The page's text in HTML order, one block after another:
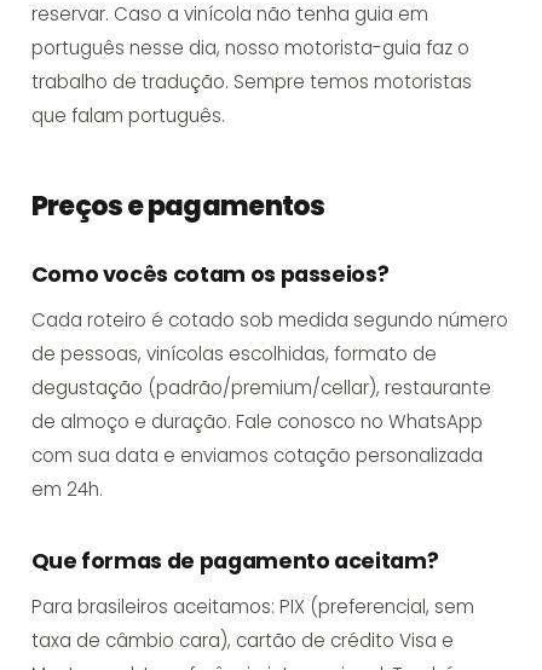
reservar. Caso a vinícola não tenha guia em
português nesse dia, nosso motorista-guia faz o
trabalho de tradução. Sempre temos motoristas
que falam português.
Preços e pagamentos
Como vocês cotam os passeios?
Cada roteiro é cotado sob medida segundo número
de pessoas, vinícolas escolhidas, formato de
degustação (padrão/premium/cellar), restaurante
de almoço e duração. Fale conosco no WhatsApp
com sua data e enviamos cotação personalizada
em 24h.
Que formas de pagamento aceitam?
Para brasileiros aceitamos: PIX (preferencial, sem
taxa de câmbio cara), cartão de crédito Visa e